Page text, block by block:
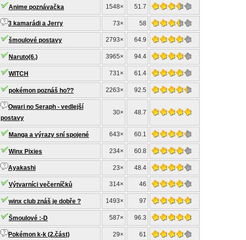
Anime poznávačka 1548× 51.7
3 kamarádi a Jerry 73× 58
šmoulové postavy 2793× 64.9
Naruto(6.) 3965× 94.4
WITCH 731× 61.4
pokémon poznáš ho?? 2263× 92.5
Owari no Seraph - vedlejší
postavy
30× 48.7
Manga a výrazy sní spojené 643× 60.1
Winx Pixies 234× 60.8
Ayakashi 23× 48.4
Výtvarníci večerníčků 314× 46
winx club znáš je dobře ? 1493× 97
Šmoulové :-D 587× 96.3
Pokémon k-k (2.část) 29× 61